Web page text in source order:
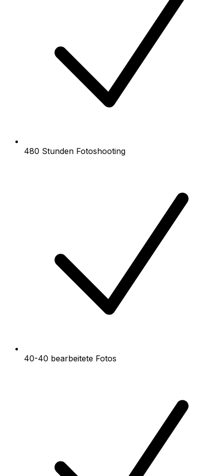
480 Stunden Fotoshooting
40-40 bearbeitete Fotos